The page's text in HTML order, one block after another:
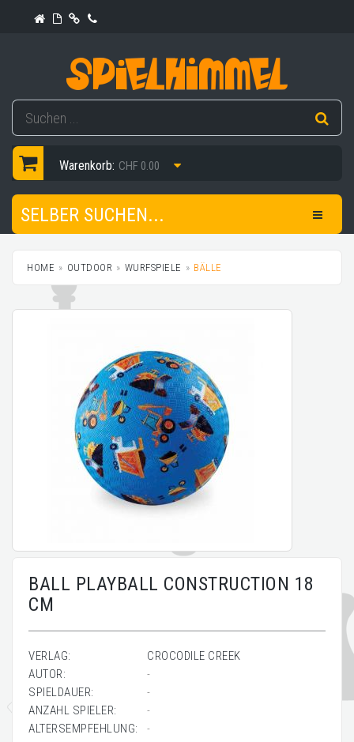
Warenkorb: CHF 0.00
SELBER SUCHEN...
HOME OUTDOOR WURFSPIELE BÄLLE
BALL PLAYBALL CONSTRUCTION 18
CM
VERLAG:
CROCODILE CREEK
AUTOR:
-
SPIELDAUER:
-
ANZAHL SPIELER:
-
ALTERSEMPFEHLUNG:
-